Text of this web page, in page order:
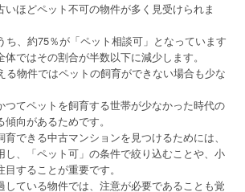
ほどペット不可の物件が多く見受けられま
ち、約75％が「ペット相談可」となっています
ではその割合が半数以下に減少します。
る物件ではペットの飼育ができない場合も少な
つてペットを飼育する世帯が少なかった時代の
向があるためです。
できる中古マンションを見つけるためには、
し、「ペット可」の条件で絞り込むことや、小
することが重要です。
している物件では、注意が必要であることも覚